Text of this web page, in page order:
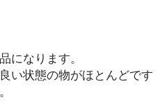
ー
になります。
い状態の物がほとんどです